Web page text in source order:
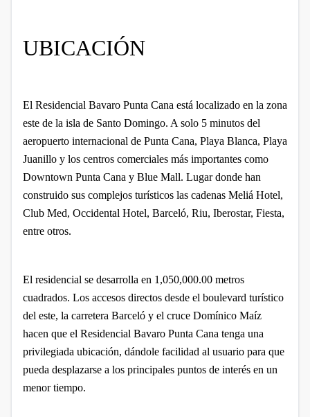
UBICACIÓN
El Residencial Bavaro Punta Cana está localizado en la zona
este de la isla de Santo Domingo. A solo 5 minutos del
aeropuerto internacional de Punta Cana, Playa Blanca, Playa
Juanillo y los centros comerciales más importantes como
Downtown Punta Cana y Blue Mall. Lugar donde han
construido sus complejos turísticos las cadenas Meliá Hotel,
Club Med, Occidental Hotel, Barceló, Riu, Iberostar, Fiesta,
entre otros.
El residencial se desarrolla en 1,050,000.00 metros
cuadrados. Los accesos directos desde el boulevard turístico
del este, la carretera Barceló y el cruce Domínico Maíz
hacen que el Residencial Bavaro Punta Cana tenga una
privilegiada ubicación, dándole facilidad al usuario para que
pueda desplazarse a los principales puntos de interés en un
menor tiempo.